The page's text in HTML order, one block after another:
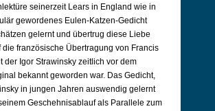
seinerzeit Lears in England wie in
gewordenes Eulen-Katzen-Gedicht
gelernt und übertrug diese Liebe
die französische Übertragung von Francis
der Igor Strawinsky zeitlich vor dem
bekannt geworden war. Das Gedicht,
in jungen Jahren auswendig gelernt
Geschehnisablauf als Parallele zum